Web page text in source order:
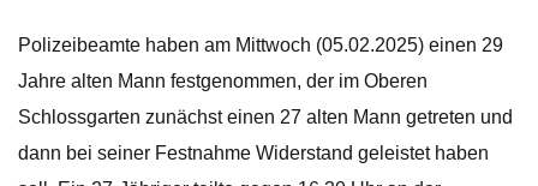
Polizeibeamte haben am Mittwoch (05.02.2025) einen 29
Jahre alten Mann festgenommen, der im Oberen
Schlossgarten zunächst einen 27 alten Mann getreten und
dann bei seiner Festnahme Widerstand geleistet haben